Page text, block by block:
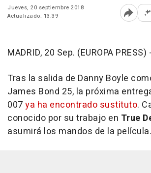
Jueves, 20 septiembre 2018
Actualizado: 13:39
Abrir
MADRID, 20 Sep. (EUROPA PRESS) -
Tras la salida de Danny Boyle
James Bond 25, la próxima
007ya ha encontrado sustituto.
conocido por su trabajo en True
asumirá los mandos de la película.